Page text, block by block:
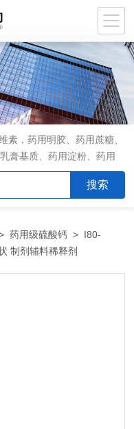
素，药用明胶、药用蔗糖、
膏基质、药用淀粉、药用
甲基淀粉钠、羧甲基纤维素
羟丙基甲基纤维素、乳糖、
二醇（PEG）系列、二氧化
预交化淀粉、微晶纤维素、
香草酚，药用蜂蜜，
药用级硫酸钙 > I80-
制剂辅料稀释剂